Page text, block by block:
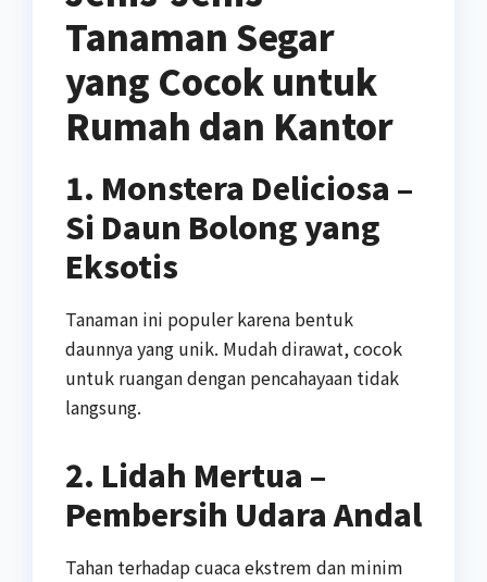
Tanaman Segar
yang Cocok untuk
Rumah dan Kantor
1. Monstera Deliciosa –
Si Daun Bolong yang
Eksotis
Tanaman ini populer karena bentuk
daunnya yang unik. Mudah dirawat, cocok
untuk ruangan dengan pencahayaan tidak
langsung.
2. Lidah Mertua –
Pembersih Udara Andal
Tahan terhadap cuaca ekstrem dan minim